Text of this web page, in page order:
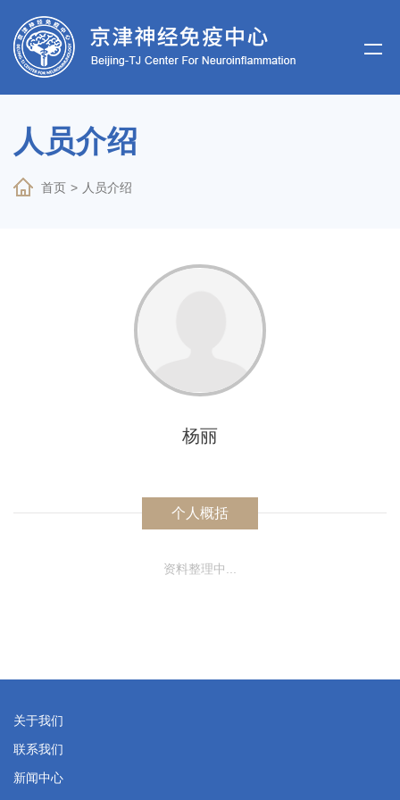
人员介绍
首页 > 人员介绍
杨丽
个人概括
资料整理中...
关于我们
联系我们
新闻中心